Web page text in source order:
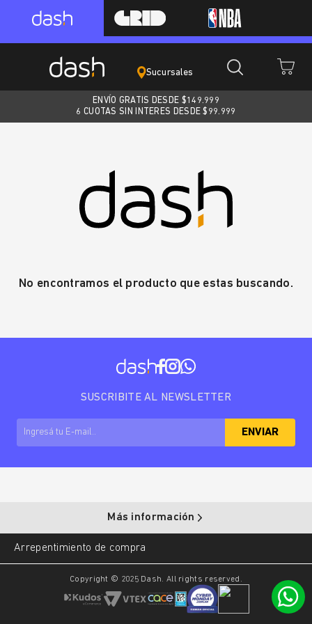
Sucursales
ENVÍO GRATIS DESDE $149.999
6 CUOTAS SIN INTERES DESDE $99.999
No encontramos el producto que estas buscando.
SUSCRIBITE AL NEWSLETTER
ENVIAR
Más información
Arrepentimiento de compra
Copyright © 2025 Dash. All rights reserved.